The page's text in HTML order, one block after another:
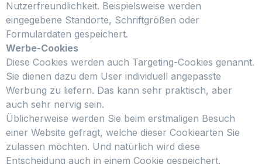
Nutzerfreundlichkeit. Beispielsweise werden
eingegebene Standorte, Schriftgrößen oder
Formulardaten gespeichert.
Werbe-Cookies
Diese Cookies werden auch Targeting-Cookies genannt.
Sie dienen dazu dem User individuell angepasste
Werbung zu liefern. Das kann sehr praktisch, aber
auch sehr nervig sein.
Üblicherweise werden Sie beim erstmaligen Besuch
einer Website gefragt, welche dieser Cookiearten Sie
zulassen möchten. Und natürlich wird diese
Entscheidung auch in einem Cookie gespeichert.